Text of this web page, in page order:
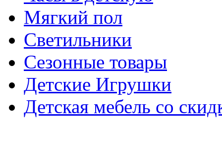
Мягкий пол
Светильники
Сезонные товары
Детские Игрушки
Детская мебель со